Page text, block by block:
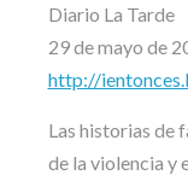
Diario La Tarde
29 de mayo de
http://
Las historias de
de la violencia y